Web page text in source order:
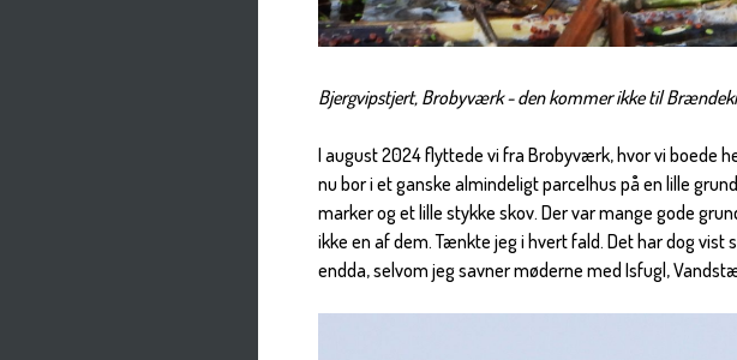
Bjergvipstjert, Brobyværk - den kommer ikke til
I august 2024 flyttede vi fra Brobyværk, hvor vi boede
nu bor i et ganske almindeligt parcelhus på en lille
marker og et lille stykke skov. Der var mange gode
ikke en af dem. Tænkte jeg i hvert fald. Det har dog
endda, selvom jeg savner møderne med Isfugl,